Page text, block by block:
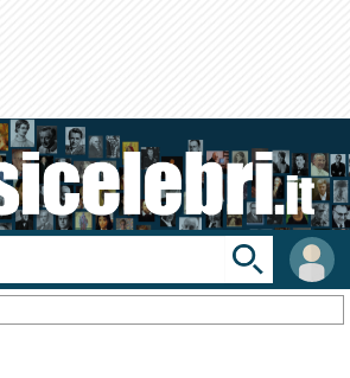
User
area
Toggle
search
bar